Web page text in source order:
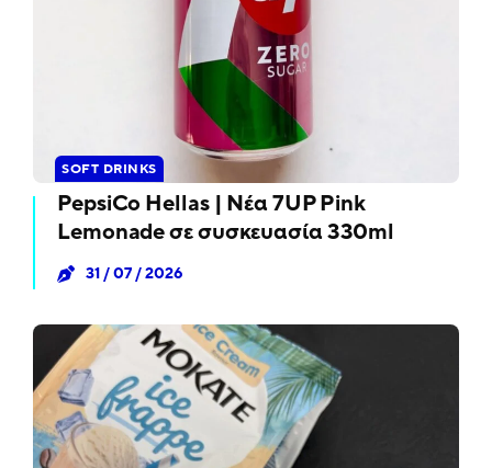
SOFT DRINKS
PepsiCo Hellas | Νέα 7UP Pink
Lemonade σε συσκευασία 330ml
31 / 07 / 2026